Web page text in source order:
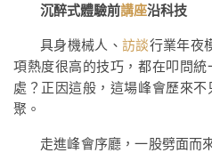
沉醉式體驗前講座沿科技
具身機械人、 訪談行業年夜
項熱度很高的技巧，都在叩問
處？正因這般，這場峰會歷來
聚。
走進峰會序廳，一股劈面而